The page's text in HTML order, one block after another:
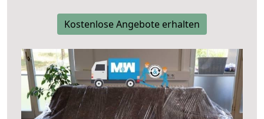
Kostenlose Angebote erhalten